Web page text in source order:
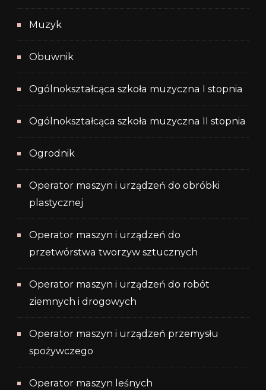
Muzyk
Obuwnik
Ogólnokształcąca szkoła muzyczna I stopnia
Ogólnokształcąca szkoła muzyczna II stopnia
Ogrodnik
Operator maszyn i urządzeń do obróbki
plastycznej
Operator maszyn i urządzeń do
przetwórstwa tworzyw sztucznych
Operator maszyn i urządzeń do robót
ziemnych i drogowych
Operator maszyn i urządzeń przemysłu
spożywczego
Operator maszyn leśnych